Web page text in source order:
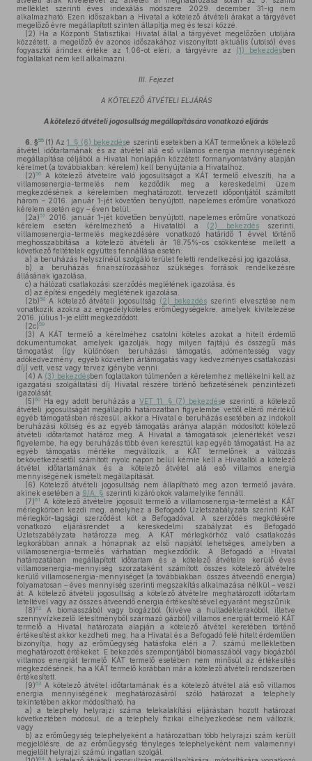
melléklet szerinti éves indexálás módszere 2029. december 31-ig nem
alkalmazható. Ezen időszakban a Hivatal a kötelező átvételi árakat a tárgyévet
megelőző évre megállapított szinten állapítja meg és teszi közzé.
(2) Ha a Központi Statisztikai Hivatal által a tárgyévet megelőzően utoljára
közzétett, a megelőző év azonos időszakához viszonyított aktuális (utolsó) éves
fogyasztói árindex értéke az 1,06-ot eléri, a tárgyévre az (1) bekezdésben
foglaltakat nem kell alkalmazni.
III. Fejezet
A KÖTELEZŐ ÁTVÉTELI ELJÁRÁS
A kötelező átvételi jogosultság megállapítására vonatkozó eljárás
6. §55 (1) Az1. § (6) bekezdése szerinti esetekben a KÁT termelőnek a kötelező
átvétel időtartamának és az átvétel alá eső villamos energia mennyiségének
megállapítása céljából a Hivatal honlapján közzétett formanyomtatvány alapján
kérelmet (a továbbiakban: kérelem) kell benyújtania a Hivatalhoz.
(2)56
A kötelező átvételre való jogosultságot a KÁT termelő elveszíti, ha a
villamosenergia-termelés nem kezdődik meg a kereskedelmi üzem
megkezdésének a kérelemben meghatározott, tervezett időpontjától számított
három – 2016. január 1-jét követően benyújtott, napelemes erőműre vonatkozó
kérelem esetén egy – éven belül.
(2a)57
2016. január 1-jét követően benyújtott, napelemes erőműre vonatkozó
kérelem esetén kérelmezhető a Hivataltól a (2) bekezdésszerinti,
villamosenergia-termelés megkezdésére vonatkozó határidő 1 évvel történő
meghosszabbítása a kötelező átvételi ár 18,75%-os csökkentése mellett a
következő feltételek együttes fennállása esetén:
a) a beruházás helyszínéül szolgáló terület feletti rendelkezési jog igazolása,
b) a beruházás finanszírozásához szükséges források rendelkezésre
állásának igazolása,
c) a hálózati csatlakozási szerződés meglétének igazolása, és
d) az építési engedély meglétének igazolása.
(2b)58 A kötelező átvételi jogosultság (2) bekezdésszerinti elvesztése nem
vonatkozik azokra az engedélyköteles erőműegységekre, amelyek kivitelezése
2016. július 1-je előtt megkezdődött.
(2c)59
(3) A KÁT termelő a kérelméhez csatolni köteles azokat a hitelt érdemlő
dokumentumokat, amelyek igazolják, hogy milyen fajtájú és összegű más
támogatást (így különösen beruházási támogatás, adómentesség vagy
adókedvezmény, egyéb közvetlen ártámogatás vagy kedvezményes csatlakozási
díj) vett, vesz vagy tervez igénybe venni.
(4) A (3) bekezdésben foglaltakon túlmenően a kérelemhez mellékelni kell az
igazgatási szolgáltatási díj Hivatal részére történő befizetésének pénzintézeti
igazolását.
(5)60 Ha egy adott beruházás aVET 11. § (7) bekezdése szerinti, a kötelező
átvételi jogosultságát megállapító határozatban figyelembe vettől eltérő mértékű
egyéb támogatásban részesül, akkor a Hivatal e beruházás esetében az indokolt
beruházási költség és az egyéb támogatás aránya alapján módosított kötelező
átvételi időtartamot határoz meg. A Hivatal a támogatások jelenértékét veszi
figyelembe, ha egy beruházás több éven keresztül kap egyéb támogatást. Ha az
egyéb támogatás mértéke megváltozik, a KÁT termelőnek a változás
bekövetkezésétől számított nyolc napon belül kérnie kell a Hivataltól a kötelező
átvétel időtartamának és a kötelező átvétel alá eső villamos energia
mennyiségének ismételt megállapítását.
(6) Kötelező átvételi jogosultság nem állapítható meg azon termelő javára,
akinek esetében a 9/A. § szerinti kizáró okok valamelyike fennáll.
(7)61
A kötelező átvételre jogosult termelő a villamosenergia-termelést a KÁT
mérlegkörben kezdi meg, amelyhez a Befogadó Üzletszabályzata szerinti KÁT
mérlegkör-tagsági szerződést köt a Befogadóval. A szerződés megkötésére
vonatkozó eljárásrendet a kereskedelmi szabályzat és Befogadó
Üzletszabályzata határozza meg. A KÁT mérlegkörhöz való csatlakozás
legkorábban annak a hónapnak az első napjától lehetséges, amelyben a
villamosenergia-termelés várhatóan megkezdődik. A Befogadó a Hivatal
határozatában megállapított időtartam és a kötelező átvételre kerülő éves
villamosenergia-mennyiség szorzataként számított összes kötelező átvételre
kerülő villamosenergia-mennyiséget (a továbbiakban: összes átveendő energia)
folyamatosan – éves mennyiség szerinti megszakítás alkalmazása nélkül – veszi
át. A kötelező átvételi jogosultság a kötelező átvételre meghatározott időtartam
leteltével vagy az összes átveendő energia értékesítésével egyaránt megszűnik.
(8)62
A biomasszából vagy biogázból (kivéve a hulladéklerakóból, illetve
szennyvízkezelő létesítményből származó gázból) villamos energiát termelő KÁT
termelő a Hivatal határozata alapján a kötelező átvétel keretében történő
értékesítést akkor kezdheti meg, ha a Hivatal és a Befogadó felé hitelt érdemlően
bizonyítja, hogy az erőműegység hatásfoka eléri a 7. számú mellékletben
meghatározott értékeket. E bekezdés szempontjából biomasszából vagy biogázból
villamos energiát termelő KÁT termelő esetében nem minősül az értékesítés
megkezdésének, ha a KÁT termelő korábban már a kötelező átvételi rendszerben
értékesített.
(9)63 A kötelező átvétel időtartamának és a kötelező átvétel alá eső villamos
energia mennyiségének meghatározásáról szóló határozat a telephely
tekintetében akkor módosítható, ha
a) a telephely helyrajzi száma telekalakítási eljárásban hozott határozat
következtében módosul, de a telephely fizikai elhelyezkedése nem változik,
vagy
b) az erőműegység telephelyeként a határozatban több helyrajzi szám került
megjelölésre, de az erőműegység tényleges telephelyeként nem valamennyi
megjelölt helyrajzi számú ingatlan szolgál.
64